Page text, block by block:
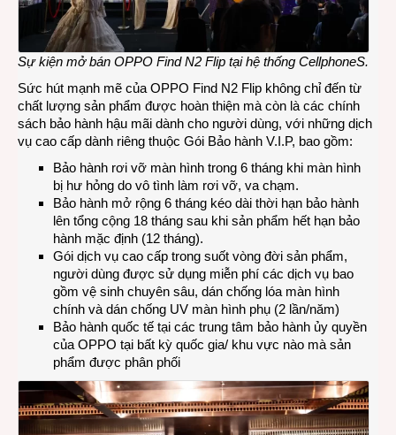
Sự kiện mở bán OPPO Find N2 Flip tại hệ thống CellphoneS.
Sức hút mạnh mẽ của OPPO Find N2 Flip không chỉ đến từ
chất lượng sản phẩm được hoàn thiện mà còn là các chính
sách bảo hành hậu mãi dành cho người dùng, với những dịch
vụ cao cấp dành riêng thuộc Gói Bảo hành V.I.P, bao gồm:
Bảo hành rơi vỡ màn hình trong 6 tháng khi màn hình
bị hư hỏng do vô tình làm rơi vỡ, va chạm.
Bảo hành mở rộng 6 tháng kéo dài thời hạn bảo hành
lên tổng cộng 18 tháng sau khi sản phẩm hết hạn bảo
hành mặc định (12 tháng).
Gói dịch vụ cao cấp trong suốt vòng đời sản phẩm,
người dùng được sử dụng miễn phí các dịch vụ bao
gồm vệ sinh chuyên sâu, dán chống lóa màn hình
chính và dán chống UV màn hình phụ (2 lần/năm)
Bảo hành quốc tế tại các trung tâm bảo hành ủy quyền
của OPPO tại bất kỳ quốc gia/ khu vực nào mà sản
phẩm được phân phối